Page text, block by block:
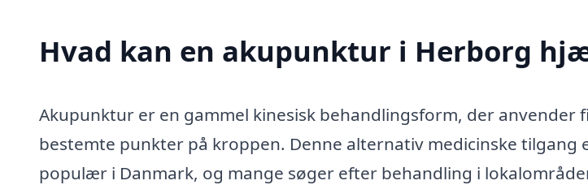
Hvad kan en akupunktur i Herborg
Akupunktur er en gammel kinesisk behandlingsform, der anvender
bestemte punkter på kroppen. Denne alternativ medicinske tilgang
populær i Danmark, og mange søger efter behandling i